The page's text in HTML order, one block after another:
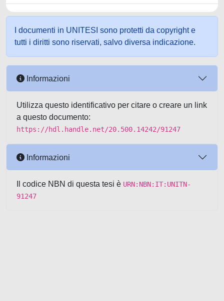
I documenti in UNITESI sono protetti da copyright e
tutti i diritti sono riservati, salvo diversa indicazione.
Informazioni
Utilizza questo identificativo per citare o creare un link
a questo documento:
https://hdl.handle.net/20.500.14242/91247
Informazioni
Il codice NBN di questa tesi è URN:NBN:IT:UNITN-
91247